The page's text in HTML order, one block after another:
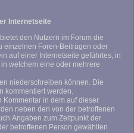
Internetseite
den Nutzern im Forum die
einzelnen Foren-Beiträgen oder
auf einer Internetseite geführtes, in
welchem eine oder mehrere
niederschreiben können. Die
kommentiert werden.
Kommentar in dem auf dieser
neben den von der betroffenen
Angaben zum Zeitpunkt der
betroffenen Person gewählten